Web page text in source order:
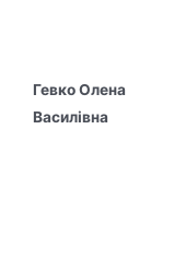
Гевко Олена
Василівна